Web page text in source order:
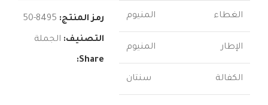
الغطاء المنيوم
الإطار المنيوم
الكفالة سنتان
رمز المنتج: 8495-50
التصنيف: الجملة
Share: